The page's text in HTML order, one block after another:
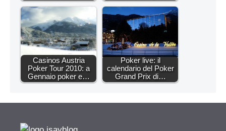
Casinos Austria
Poker Tour 2010: a
Gennaio poker e…
Poker live: il
calendario del Poker
Grand Prix di…